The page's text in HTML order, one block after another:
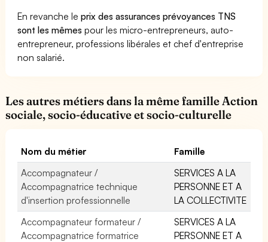
En revanche leprix des assurances prévoyances TNS
sont les mêmes pour les micro-entrepreneurs, auto-
entrepreneur, professions libérales et chef d'entreprise
non salarié.
Les autres métiers dans la même famille Action
sociale, socio-éducative et socio-culturelle
Nom du métier
Famille
Accompagnateur /
Accompagnatrice technique
d'insertion professionnelle
SERVICES A LA
PERSONNE ET A
LA COLLECTIVITE
Accompagnateur formateur /
Accompagnatrice formatrice
SERVICES A LA
PERSONNE ET A